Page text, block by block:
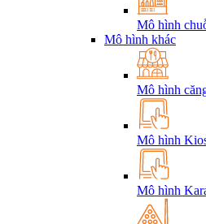
Mô hình
Mô hình khác
Mô hình
Mô hình
Mô hình